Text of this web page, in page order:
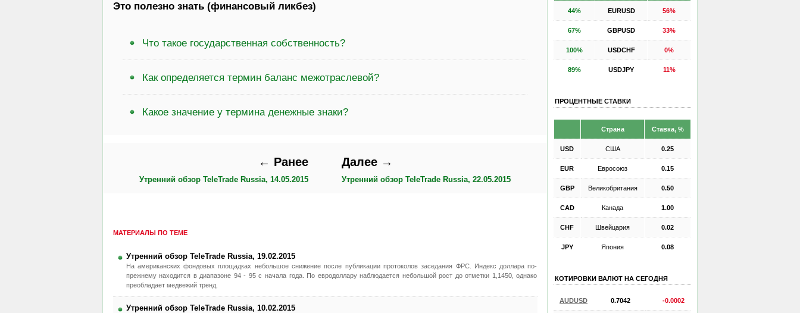
Это полезно знать (финансовый ликбез)
Что такое государственная собственность?
Как определяется термин баланс межотраслевой?
Какое значение у термина денежные знаки?
← Ранее
Утренний обзор TeleTrade Russia, 14.05.2015
Далее →
Утренний обзор TeleTrade Russia, 22.05.2015
МАТЕРИАЛЫ ПО ТЕМЕ
Утренний обзор TeleTrade Russia, 19.02.2015
На американских фондовых площадках небольшое снижение после публикации протоколов заседания ФРС. Индекс доллара по-
прежнему находится в диапазоне 94 - 95 с начала года. По евродоллару наблюдается небольшой рост до отметки 1,1450, однако
преобладает медвежий тренд.
Утренний обзор TeleTrade Russia, 10.02.2015
44% EURUSD 56%
67% GBPUSD 33%
100% USDCHF 0%
89% USDJPY 11%
ПРОЦЕНТНЫЕ СТАВКИ
Страна Ставка, %
USD США 0.25
EUR Евросоюз 0.15
GBP Великобритания 0.50
CAD Канада 1.00
CHF Швейцария 0.02
JPY Япония 0.08
КОТИРОВКИ ВАЛЮТ НА СЕГОДНЯ
AUDUSD 0.7042 -0.0002